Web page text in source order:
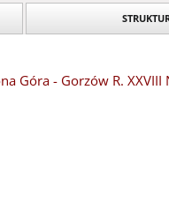
Góra - Gorzów R.